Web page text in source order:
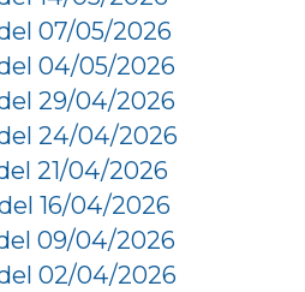
07/05/2026
04/05/2026
29/04/2026
24/04/2026
21/04/2026
16/04/2026
09/04/2026
02/04/2026